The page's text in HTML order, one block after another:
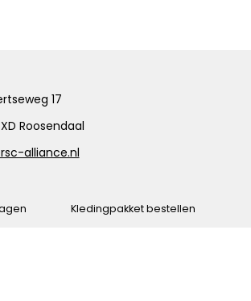
17
Roosendaal
alliance.nl
Kledingpakket bestellen